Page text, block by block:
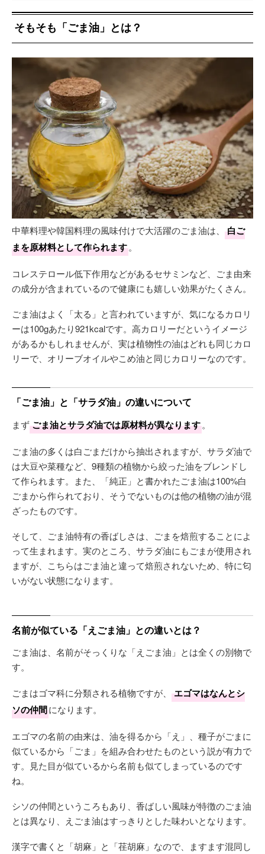
そもそも「ごま油」とは？
中華料理や韓国料理の風味付けで大活躍のごま油は、
白ご
まを原材料として作られます。
コレステロール低下作用などがあるセサミンなど、ごま由来
の成分が含まれているので健康にも嬉しい効果がたくさん。
ごま油はよく「太る」と言われていますが、気になるカロリ
ーは100gあたり921kcalです。高カロリーだというイメージ
があるかもしれませんが、実は植物性の油はどれも同じカロ
リーで、オリーブオイルやこめ油と同じカロリーなのです。
「ごま油」と「サラダ油」の違いについて
まずごま油とサラダ油では原材料が異なります。
ごま油の多くは白ごまだけから抽出されますが、サラダ油で
は大豆や菜種など、9種類の植物から絞った油をブレンドし
て作られます。また、「純正」と書かれたごま油は100%白
ごまから作られており、そうでないものは他の植物の油が混
ざったものです。
そして、ごま油特有の香ばしさは、ごまを焙煎することによ
って生まれます。実のところ、サラダ油にもごまが使用され
ますが、こちらはごま油と違って焙煎されないため、特に匂
いがない状態になります。
名前が似ている「えごま油」との違いとは？
ごま油は、名前がそっくりな「えごま油」とは全くの別物で
す。
ごまはゴマ科に分類される植物ですが、
エゴマはなんとシ
ソの仲間になります。
エゴマの名前の由来は、油を得るから「え」、種子がごまに
似ているから「ごま」を組み合わせたものという説が有力で
す。見た目が似ているから名前も似てしまっているのです
ね。
シソの仲間というころもあり、香ばしい風味が特徴のごま油
とは異なり、えごま油はすっきりとした味わいとなります。
漢字で書くと「胡麻」と「荏胡麻」なので、ますます混同し